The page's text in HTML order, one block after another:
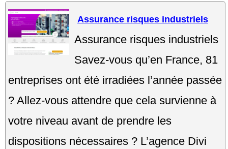
Assurance risques industriels
Assurance risques industriels
Savez-vous qu’en France, 81
entreprises ont été irradiées l’année passée
? Allez-vous attendre que cela survienne à
votre niveau avant de prendre les
dispositions nécessaires ? L’agence Divi